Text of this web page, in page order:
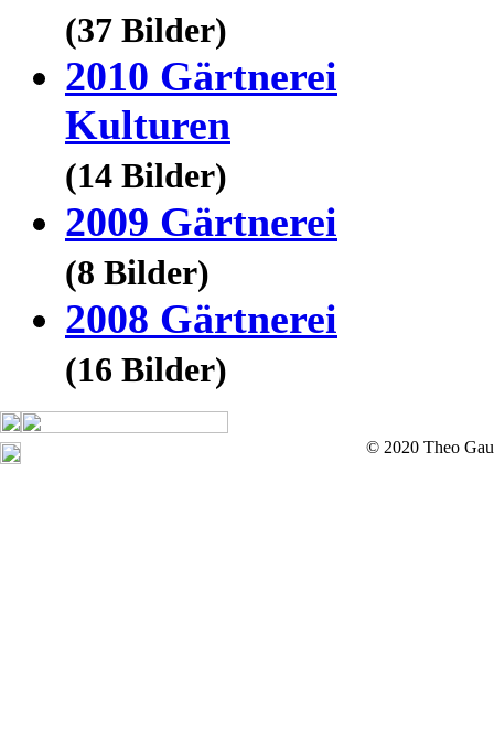
(37 Bilder)
2010 Gärtnerei
Kulturen
(14 Bilder)
2009 Gärtnerei
(8 Bilder)
2008 Gärtnerei
(16 Bilder)
© 2020 Theo